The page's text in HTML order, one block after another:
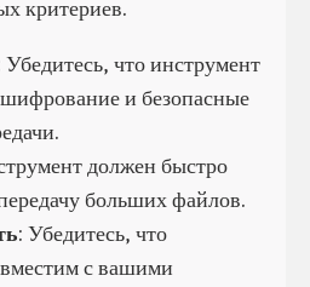
критериев.
Убедитесь, что инструмент
и безопасные
должен быстро
больших файлов.
: Убедитесь, что
с вашими